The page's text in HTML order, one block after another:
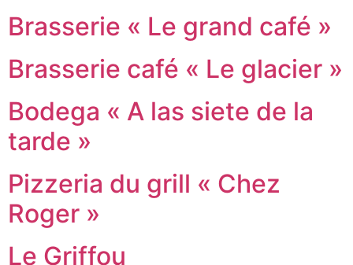
Brasserie « Le grand café »
Brasserie café « Le glacier »
Bodega « A las siete de la
tarde »
Pizzeria du grill « Chez
Roger »
Le Griffou